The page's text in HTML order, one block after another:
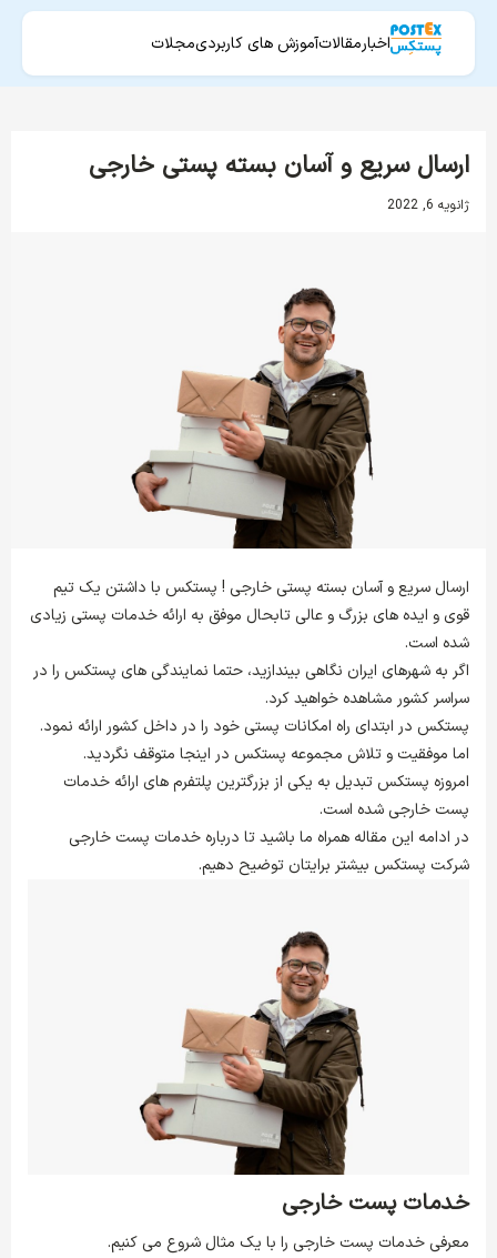
اخبارمقالاتآموزش های کاربردیمجلات
ارسال سریع و آسان بسته پستی خارجی
ژانویه 6, 2022
ارسال سریع و آسان بسته پستی خارجی ! پستکس با داشتن یک تیم
قوی و ایده های بزرگ و عالی تابحال موفق به ارائه خدمات پستی زیادی
شده است.
اگر به شهرهای ایران نگاهی بیندازید، حتما نمایندگی های پستکس را در
سراسر کشور مشاهده خواهید کرد.
پستکس در ابتدای راه امکانات پستی خود را در داخل کشور ارائه نمود.
اما موفقیت و تلاش مجموعه پستکس در اینجا متوقف نگردید.
امروزه پستکس تبدیل به یکی از بزرگترین پلتفرم های ارائه خدمات
پست خارجی شده است.
در ادامه این مقاله همراه ما باشید تا درباره خدمات پست خارجی
شرکت پستکس بیشتر برایتان توضیح دهیم.
خدمات پست خارجی
معرفی خدمات پست خارجی را با یک مثال شروع می کنیم.